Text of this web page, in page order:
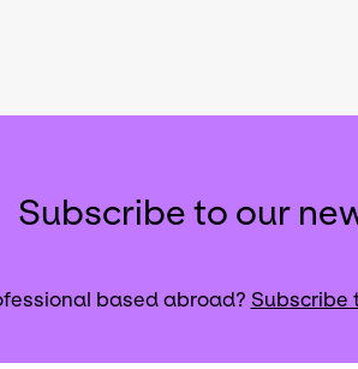
Subscribe to our
based abroad? Subscribe